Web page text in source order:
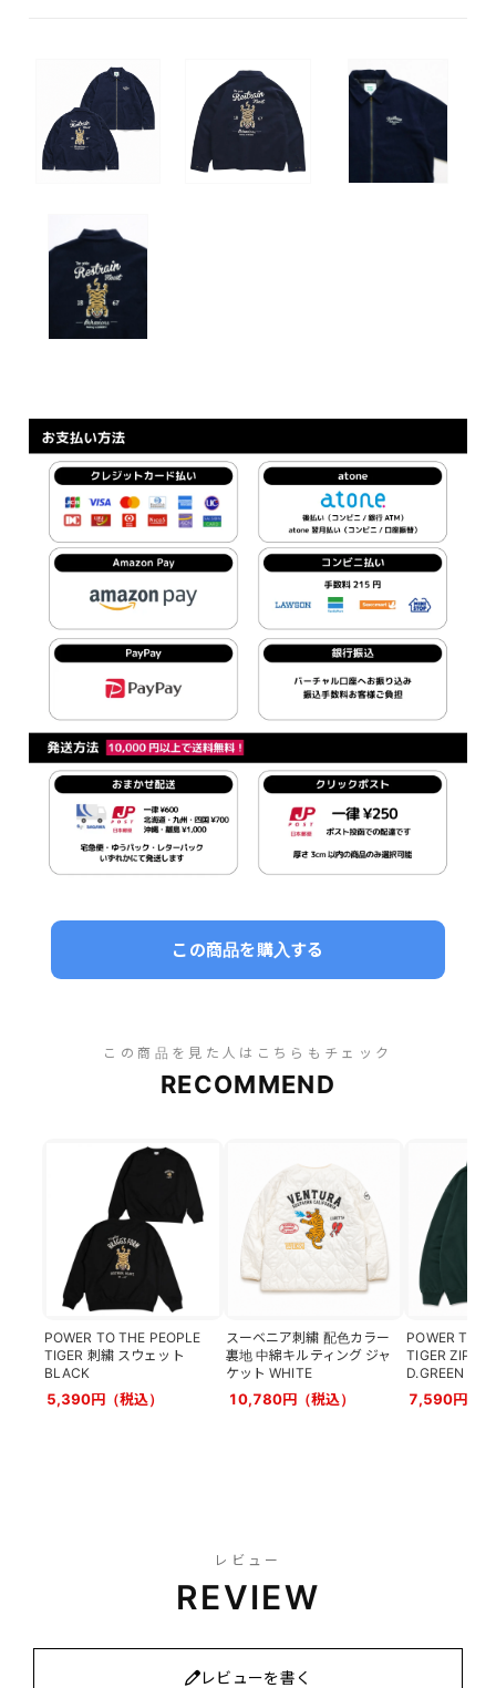
この商品を購入する
この商品を見た人はこちらもチェック
RECOMMEND
POWER TO THE PEOPLE
TIGER 刺繍 スウェット
BLACK
5,390円（税込）
スーベニア刺繍 配色カラー
裏地 中綿キルティング ジャ
ケット WHITE
10,780円（税込）
POWER TO
TIGER ZIP パ
D.GREEN
7,590円（
レビュー
REVIEW
レビューを書く